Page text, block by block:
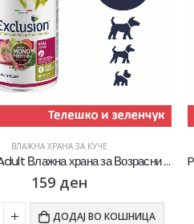
ВЛАЖНА ХРАНА ЗА КУЧЕ
Pedigree Adult Влажна храна за Возрасни кучиња со Парчиња Говедско во желе [Конзерва 400гр]
125 ден
ДОДАЈ ВО КОШНИЦА